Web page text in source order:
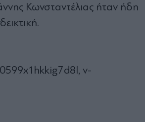
Κωνσταντέλιας ήταν ήδη
v-